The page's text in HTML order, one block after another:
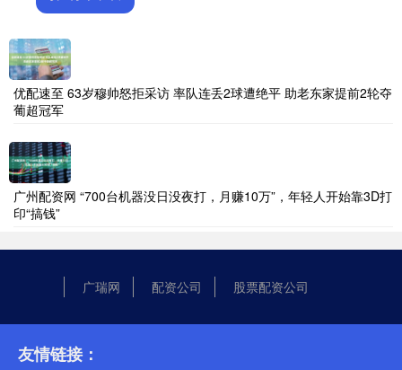
优配速至 63岁穆帅怒拒采访 率队连丢2球遭绝平 助老东家提前2轮夺
葡超冠军
广州配资网 “700台机器没日没夜打，月赚10万”，年轻人开始靠3D打
印“搞钱”
广瑞网 配资公司 股票配资公司
友情链接：